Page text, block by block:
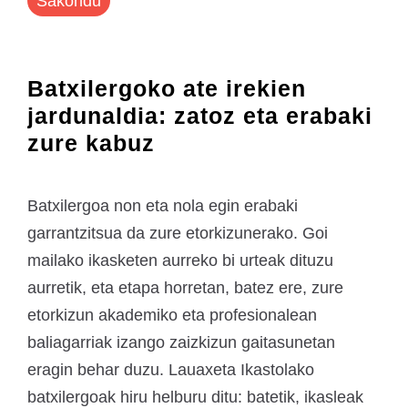
Batxilergoko ate irekien
jardunaldia: zatoz eta erabaki
zure kabuz
Batxilergoa non eta nola egin erabaki
garrantzitsua da zure etorkizunerako. Goi
mailako ikasketen aurreko bi urteak dituzu
aurretik, eta etapa horretan, batez ere, zure
etorkizun akademiko eta profesionalean
baliagarriak izango zaizkizun gaitasunetan
eragin behar duzu. Lauaxeta Ikastolako
batxilergoak hiru helburu ditu: batetik, ikasleak